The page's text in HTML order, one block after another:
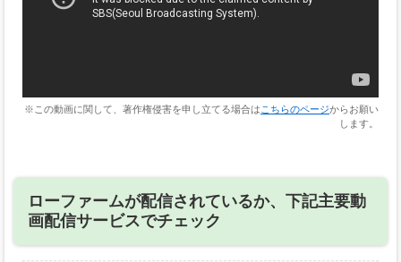
※この動画に関して、著作権侵害を申し立てる場合は こちらのページからお願い
します。
ローファームが配信されているか、下記主要動
画配信サービスでチェック